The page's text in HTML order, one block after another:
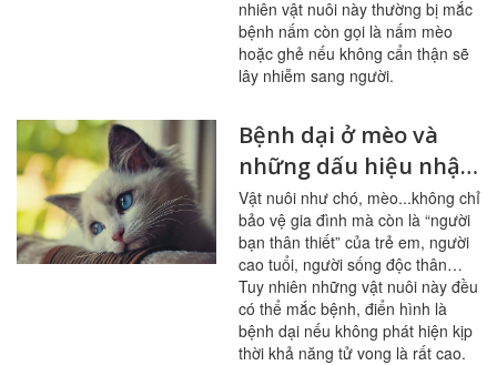
nhiên vật nuôi này thường bị mắc
bệnh nấm còn gọi là nấm mèo
hoặc ghẻ nếu không cẩn thận sẽ
lây nhiễm sang người.
Bệnh dại ở mèo và
những dấu hiệu nhận
biết
Vật nuôi như chó, mèo...không chỉ
bảo vệ gia đình mà còn là “người
bạn thân thiết” của trẻ em, người
cao tuổi, người sống độc thân…
Tuy nhiên những vật nuôi này đều
có thể mắc bệnh, điển hình là
bệnh dại nếu không phát hiện kịp
thời khả năng tử vong là rất cao.